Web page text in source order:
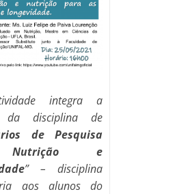
integra a
da disciplina de
de Pesquisa
e
” – disciplina
aos alunos do